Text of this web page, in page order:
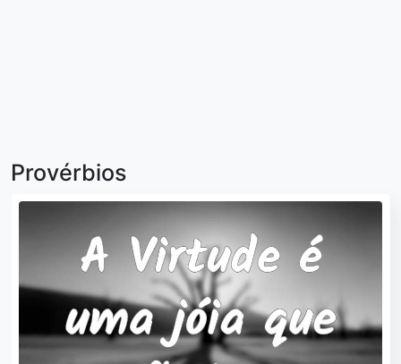
Provérbios